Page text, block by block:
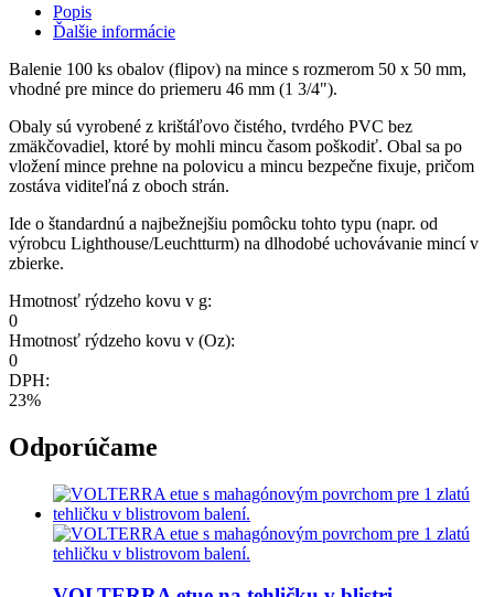
Popis
Ďalšie informácie
Balenie 100 ks obalov (flipov) na mince s rozmerom 50 x 50 mm,
vhodné pre mince do priemeru 46 mm (1 3/4").
Obaly sú vyrobené z krištáľovo čistého, tvrdého PVC bez
zmäkčovadiel, ktoré by mohli mincu časom poškodiť. Obal sa po
vložení mince prehne na polovicu a mincu bezpečne fixuje, pričom
zostáva viditeľná z oboch strán.
Ide o štandardnú a najbežnejšiu pomôcku tohto typu (napr. od
výrobcu Lighthouse/Leuchtturm) na dlhodobé uchovávanie mincí v
zbierke.
Hmotnosť rýdzeho kovu v g:
0
Hmotnosť rýdzeho kovu v (Oz):
0
DPH:
23%
Odporúčame